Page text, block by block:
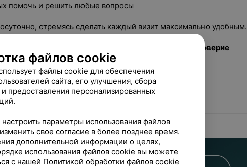
помочь и решить любые вопросы
стремясь сделать каждый визит максимально удобным.
правильность выбранного подхода и высокое доверие
ЗДЕСЬ
файлов cookie
файлы cookie для обеспечения
сайта, его улучшения, сбора
и предоставления персонализированных
параметры использования файлов
свое согласие в более позднее время.
дополнительной информации о целях,
использования файлов cookie вы можете
с нашей Политикой обработки файлов cookie